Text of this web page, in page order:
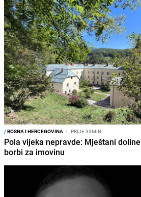
/BOSNA I HERCEGOVINA I PRIJE 33MIN
Pola vijeka nepravde: Mještani
borbi za imovinu